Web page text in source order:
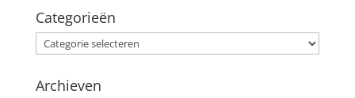
Categorieën
Categorieën
Archieven